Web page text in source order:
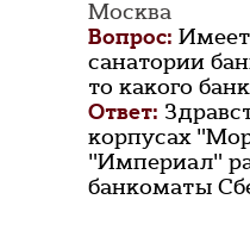
Москва
Вопрос:
санатории
то какого
Ответ:
корпусах
"Империал"
банкоматы